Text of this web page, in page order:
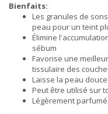
Bienfaits:
Les granules de
peau pour un teint
Élimine
sébum
Favorise une
tissulaire des
Laisse la peau
Peut être utilisé sur
Légèrement